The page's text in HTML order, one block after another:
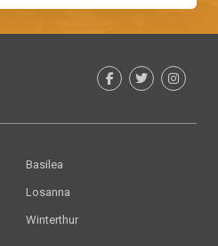
Basilea
Losanna
Winterthur